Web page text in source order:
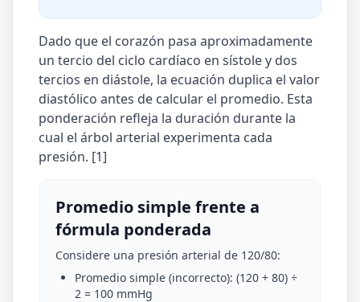
Dado que el corazón pasa aproximadamente
un tercio del ciclo cardíaco en sístole y dos
tercios en diástole, la ecuación duplica el valor
diastólico antes de calcular el promedio. Esta
ponderación refleja la duración durante la
cual el árbol arterial experimenta cada
presión. [1]
Promedio simple frente a
fórmula ponderada
Considere una presión arterial de 120/80:
Promedio simple (incorrecto): (120 + 80) ÷
2 = 100 mmHg